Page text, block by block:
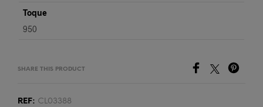
Toque
950
SHARE THIS PRODUCT
REF: CL03388